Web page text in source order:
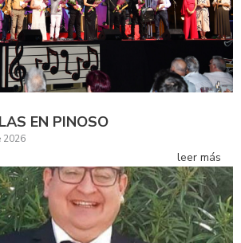
EN PINOSO
2026
leer más